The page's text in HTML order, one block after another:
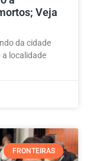
Veja
da cidade
a localidade
FRONTEIRAS